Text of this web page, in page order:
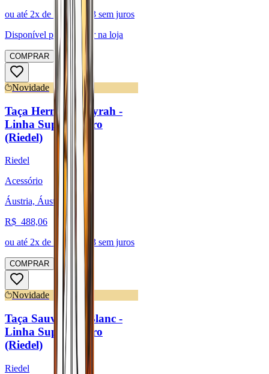
ou até 2x de R$ 244,03 sem juros
Disponível para:
Retirar na loja
COMPRAR
Novidade
Taça Hermitage/Syrah -
Linha Superleggero
(Riedel)
Riedel
Acessório
Áustria, Áustria
R$ 488,06
ou até 2x de R$ 244,03 sem juros
COMPRAR
Novidade
Taça Sauvignon Blanc -
Linha Superleggero
(Riedel)
Riedel